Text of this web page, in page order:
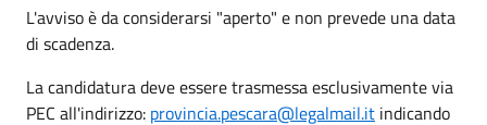
L'avviso è da considerarsi "aperto" e non prevede una data
di scadenza.
La candidatura deve essere trasmessa esclusivamente via
PEC all'indirizzo: provincia.pescara@legalmail.it indicando